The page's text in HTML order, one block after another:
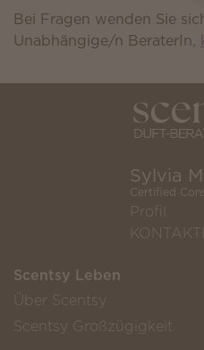
Bei Fragen wenden Sie
Unabhängige/n BeraterIn,
Sylvia
Certified
Profil
Scentsy Leben
Über Scentsy
Scentsy Großzügigkeit